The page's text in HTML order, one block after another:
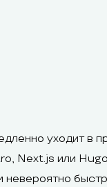
уходит в
Next.js или